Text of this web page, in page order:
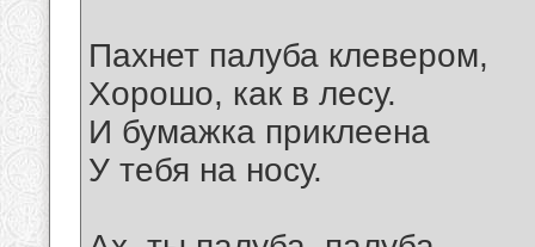
Пахнет палуба клевером,
Хорошо, как в лесу.
И бумажка приклеена
У тебя на носу.